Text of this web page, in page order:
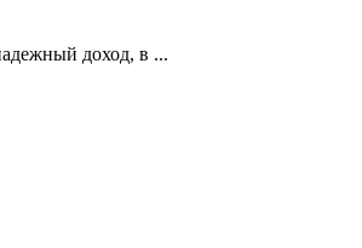
доход, в ...